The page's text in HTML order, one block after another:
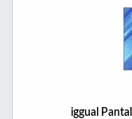
iggual